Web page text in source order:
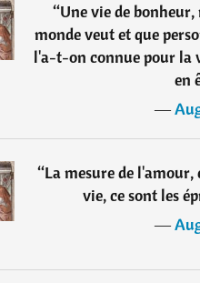
“Une vie de
monde veut et que
l'a-t-on connue pour la
en
―
“La mesure de l'amour,
vie, ce sont les
―